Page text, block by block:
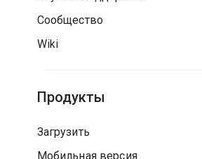
Сообщество
Wiki
Продукты
Загрузить
Мобильная версия